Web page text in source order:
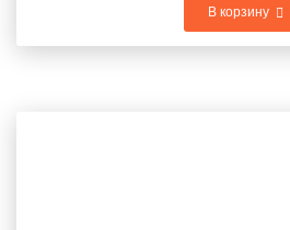
В корзину